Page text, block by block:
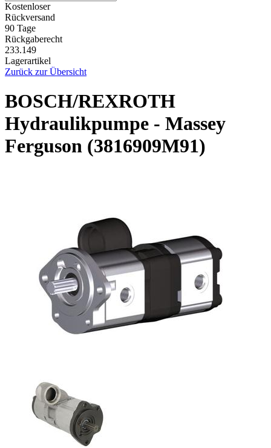
Kostenloser
Rückversand
90 Tage
Rückgaberecht
233.149
Lagerartikel
Zurück zur Übersicht
BOSCH/REXROTH
Hydraulikpumpe - Massey
Ferguson (3816909M91)